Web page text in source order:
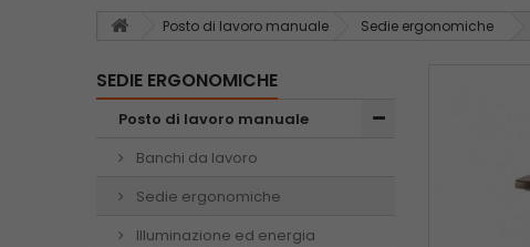
Posto di lavoro manuale Sedie ergonomiche
SEDIE ERGONOMICHE
Posto di lavoro manuale
Banchi da lavoro
Sedie ergonomiche
Illuminazione ed energia